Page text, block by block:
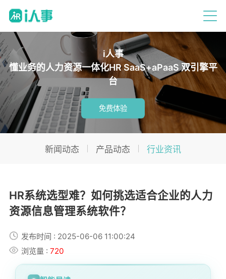
i人事
懂业务的人力资源一体化HR SaaS+aPaaS 双引擎平
台
免费体验
新闻动态 产品动态 行业资讯
HR系统选型难？如何挑选适合企业的人力
资源信息管理系统软件？
发布时间 : 2025-06-06 11:00:24
浏览量 : 720